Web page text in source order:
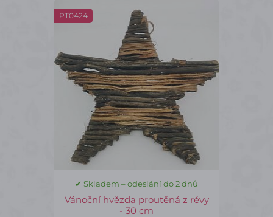
PT0424
✔ Skladem – odeslání do 2 dnů
Vánoční hvězda proutěná z révy
- 30 cm